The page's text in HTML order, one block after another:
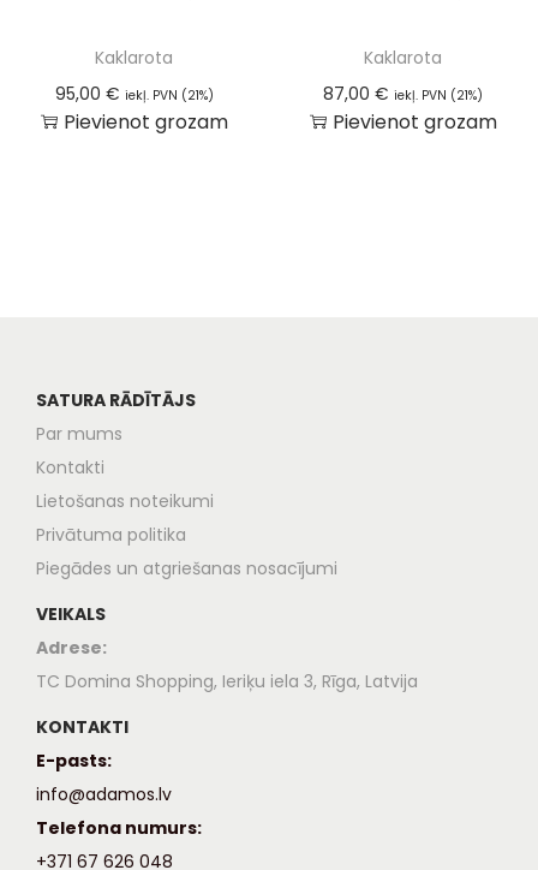
Kaklarota
95,00 € iekļ. PVN (21%)
Pievienot grozam
Kaklarota
87,00€ iekļ. PVN (21%)
Pievienot grozam
SATURA RĀDĪTĀJS
Par mums
Kontakti
Lietošanas noteikumi
Privātuma politika
Piegādes un atgriešanas nosacījumi
VEIKALS
Adrese:
TC Domina Shopping, Ieriķu iela 3, Rīga, Latvija
KONTAKTI
E-pasts:
info@adamos.lv
Telefona numurs:
+371 67 626 048